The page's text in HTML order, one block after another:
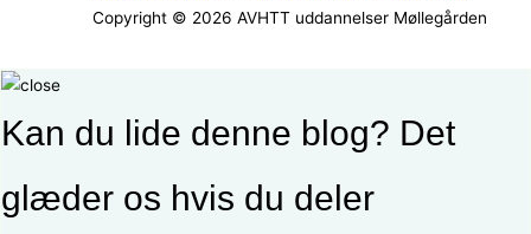
Copyright © 2026 AVHTT uddannelser Møllegården
Kan du lide denne blog? Det
glæder os hvis du deler